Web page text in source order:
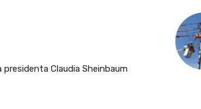
presidenta Claudia Sheinbaum